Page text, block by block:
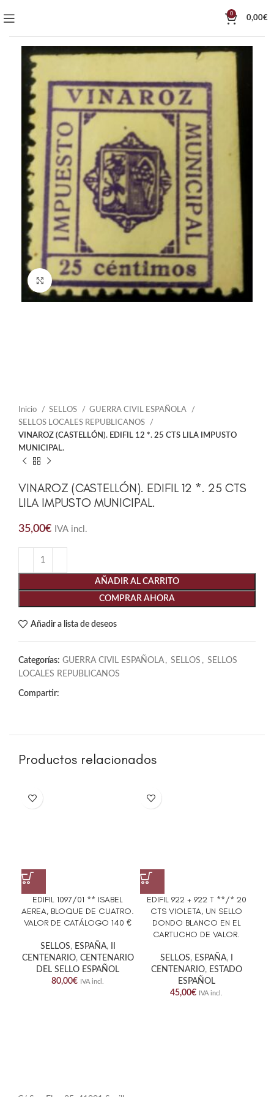
0
0,00€
Click to enlarge
Inicio SELLOS
GUERRA CIVIL ESPAÑOLA
SELLOS LOCALES REPUBLICANOS
VINAROZ (CASTELLÓN). EDIFIL 12 *. 25 CTS LILA IMPUSTO
MUNICIPAL.
VINAROZ (CASTELLÓN). EDIFIL 12 *. 25 CTS
LILA IMPUSTO MUNICIPAL.
35,00€ IVA incl.
AÑADIR AL CARRITO
COMPRAR AHORA
Añadir a lista de deseos
Categorías: GUERRA CIVIL ESPAÑOLA , SELLOS , SELLOS
LOCALES REPUBLICANOS
Compartir:
Productos relacionados
EDIFIL 1097/01 ** ISABEL
AEREA, BLOQUE DE CUATRO.
VALOR DE CATÁLOGO 140 €
SELLOS, ESPAÑA,
CENTENARIO, CENTENARIO
DEL SELLO ESPAÑOL
80,00€ IVA incl.
EDIFIL 922 + 922 T **/* 20
CTS VIOLETA, UN SELLO
DONDO BLANCO EN EL
CARTUCHO DE VALOR.
SELLOS, ESPAÑA,
CENTENARIO, ESTADO
ESPAÑOL
45,00€ IVA incl.